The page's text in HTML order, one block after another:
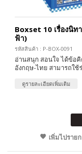
Boxset 10 เรื่องนิท
ฟ้า)
รหัสสินค้า : P-BOX-0091
อ่านสนุก สอนใจ ได้ข้อ
อังกฤษ-ไทย สามารถใช้
ดูรายละเอียดเพิ่มเติม
เพิ่มไปราย